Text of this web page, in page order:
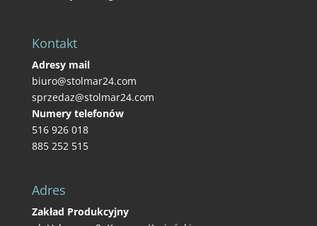
Kontakt
Adresy mail
biuro@stolmar24.com
sprzedaz@stolmar24.com
Numery telefonów
516 926 018
885 252 515
Adres
Zakład Produkcyjny